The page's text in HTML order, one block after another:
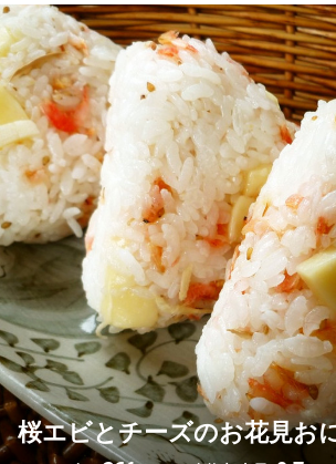
桜エビとチーズのお花見お